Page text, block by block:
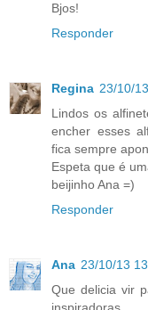
Bjos!
Responder
Regina 23/10/
Lindos os
encher esses
fica sempre
Espeta que é
beijinho Ana =)
Responder
Ana 23/10/13
Que delicia vir